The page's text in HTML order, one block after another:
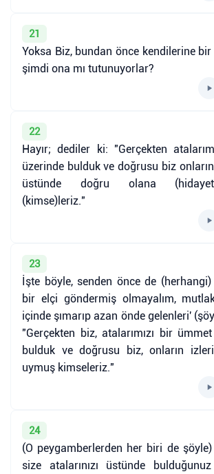
21
Yoksa Biz, bundan önce kendilerine
şimdi ona mı tutunuyorlar?
22
Hayır; dediler ki: "Gerçekten
üzerinde bulduk ve doğrusu biz
üstünde doğru olana
(kimse)leriz."
23
İşte böyle, senden önce de
bir elçi göndermiş olmayalım,
içinde şımarıp azan önde gelenleri'
"Gerçekten biz, atalarımızı bir
bulduk ve doğrusu biz, onların
uymuş kimseleriz."
24
(O peygamberlerden her biri de
size atalarınızı üstünde